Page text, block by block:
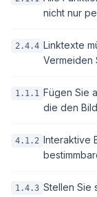
nicht nur
2.4.4 Linktexte
Vermeiden
1.1.1 Fügen Sie
die den
4.1.2 Interaktive
1.4.3 Stellen Sie